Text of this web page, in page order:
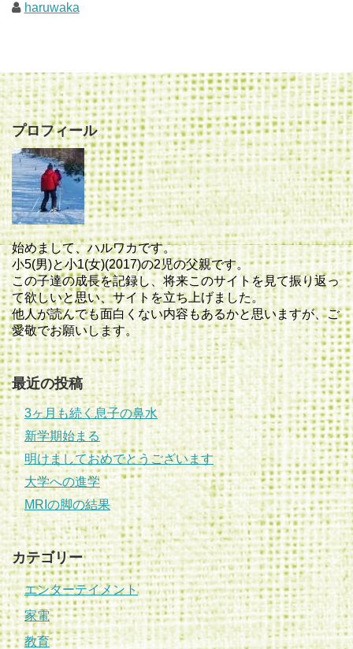
haruwaka
プロフィール
始めまして、ハルワカです。
小5(男)と小1(女)(2017)の2児の父親です。
この子達の成長を記録し、将来このサイトを見て振り返っ
て欲しいと思い、サイトを立ち上げました。
他人が読んでも面白くない内容もあるかと思いますが、ご
愛敬でお願いします。
最近の投稿
3ヶ月も続く息子の鼻水
新学期始まる
明けましておめでとうございます
大学への進学
MRIの脚の結果
カテゴリー
エンターテイメント
家電
教育